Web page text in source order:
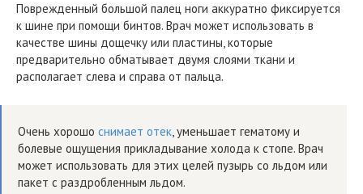
Поврежденный большой палец ноги аккуратно фиксируется
к шине при помощи бинтов. Врач может использовать в
качестве шины дощечку или пластины, которые
предварительно обматывает двумя слоями ткани и
располагает слева и справа от пальца.
Очень хорошо снимает отек, уменьшает гематому и
болевые ощущения прикладывание холода к стопе. Врач
может использовать для этих целей пузырь со льдом или
пакет с раздробленным льдом.